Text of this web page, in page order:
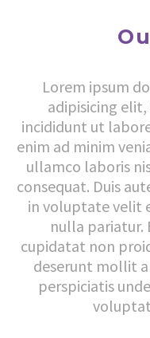
Lorem ipsum
adipisicing
incididunt ut
enim ad minim
ullamco laboris
consequat. Duis
in voluptate velit
nulla pariatur.
cupidatat non
deserunt mollit
perspiciatis